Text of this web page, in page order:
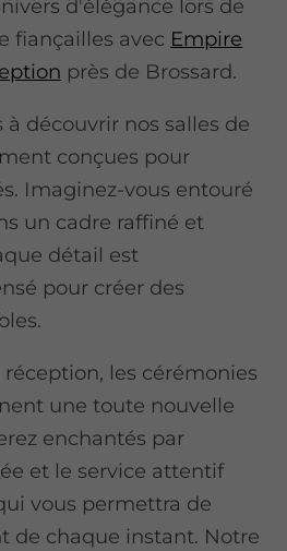
d'élégance lors de
fiançailles avec Empire
près de Brossard.
découvrir nos salles de
conçues pour
Imaginez-vous entouré
un cadre raffiné et
détail est
pour créer des
réception, les cérémonies
une toute nouvelle
enchantés par
et le service attentif
vous permettra de
de chaque instant. Notre